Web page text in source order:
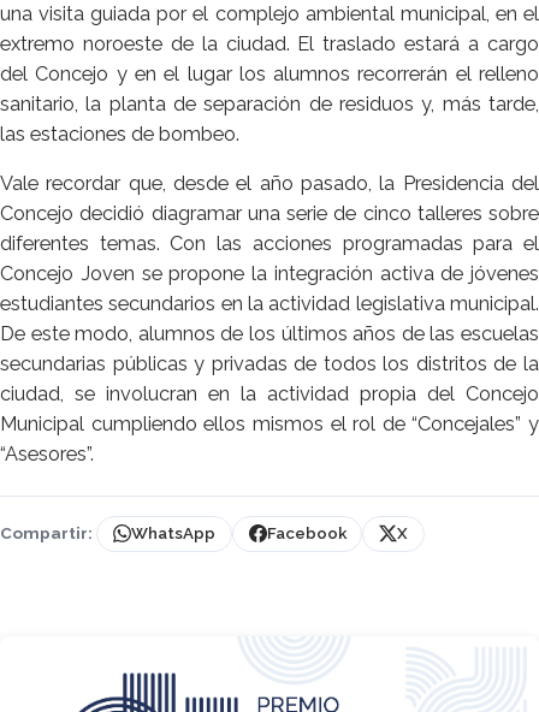
una visita guiada por el complejo ambiental municipal, en el
extremo noroeste de la ciudad. El traslado estará a cargo
del Concejo y en el lugar los alumnos recorrerán el relleno
sanitario, la planta de separación de residuos y, más tarde,
las estaciones de bombeo.
Vale recordar que, desde el año pasado, la Presidencia del
Concejo decidió diagramar una serie de cinco talleres sobre
diferentes temas. Con las acciones programadas para el
Concejo Joven se propone la integración activa de jóvenes
estudiantes secundarios en la actividad legislativa municipal.
De este modo, alumnos de los últimos años de las escuelas
secundarias públicas y privadas de todos los distritos de la
ciudad, se involucran en la actividad propia del Concejo
Municipal cumpliendo ellos mismos el rol de “Concejales” y
“Asesores”.
Compartir: WhatsApp Facebook X